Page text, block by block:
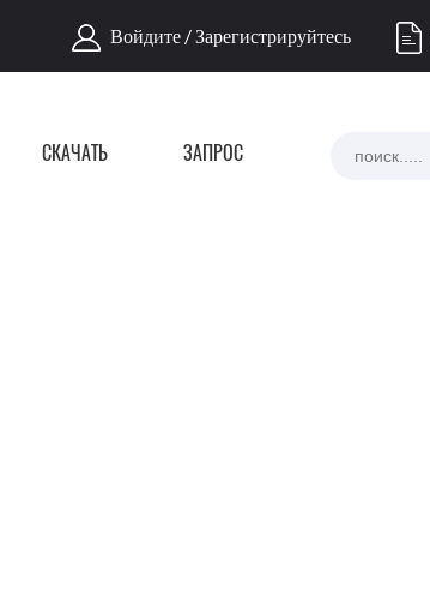
Войдите / Зарегистрируйтесь
СКАЧАТЬ ЗАПРОС